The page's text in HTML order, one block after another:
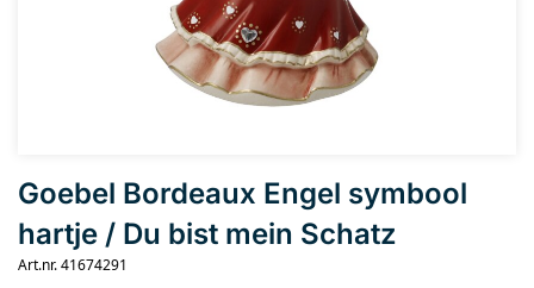
Goebel Bordeaux Engel symbool
hartje / Du bist mein Schatz
Art.nr. 41674291